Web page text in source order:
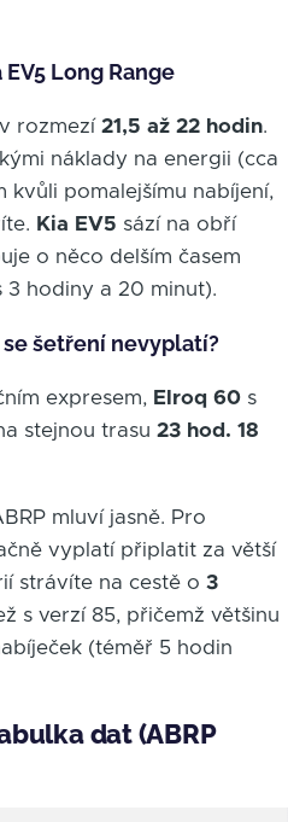
EV5 Long Range
rozmezí 21,5 až 22 hodin.
náklady na energii (cca
kvůli pomalejšímu nabíjení,
Kia EV5 sází na obří
o něco delším časem
3 hodiny a 20 minut).
se šetření nevyplatí?
expresem, Elroq 60 s
stejnou trasu 23 hod. 18
mluví jasně. Pro
vyplatí připlatit za větší
strávíte na cestě o 3
s verzí 85, přičemž většinu
(téměř 5 hodin
dat (ABRP